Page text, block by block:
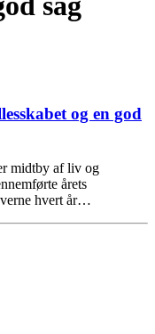
og en god
midtby af liv og
årets
hvert år…